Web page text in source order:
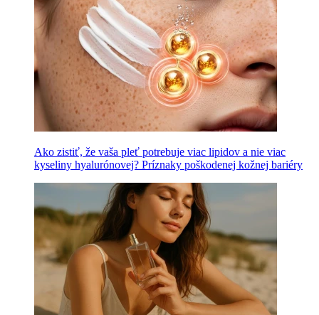
Ako zistiť, že vaša pleť potrebuje viac lipidov a nie viac
kyseliny hyalurónovej? Príznaky poškodenej kožnej bariéry